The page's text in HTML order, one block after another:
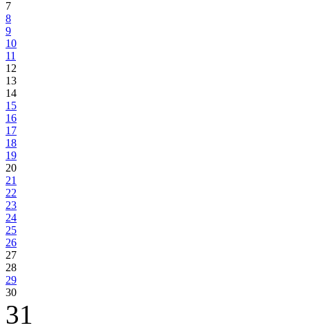
7
8
9
10
11
12
13
14
15
16
17
18
19
20
21
22
23
24
25
26
27
28
29
30
31